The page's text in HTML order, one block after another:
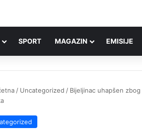
SPORT MAGAZIN EMISIJE
/ Uncategorized / Bijeljinac uhapšen